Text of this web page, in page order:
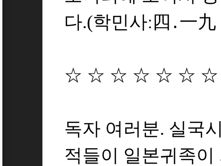
다.(학민사ː四․一
☆ ☆ ☆ ☆ ☆ ☆ ☆
독자 여러분. 실국
적들이 일본귀족